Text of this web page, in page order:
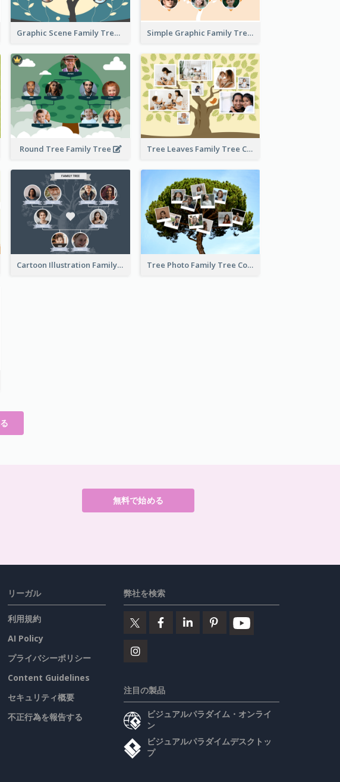
Graphic Scene Family Tree Simple Graphic Family Tree
Round Tree Family Tree Tree Leaves Family Tree Collage
Cartoon Illustration Family Tree Collage Tree Photo Family Tree Collage
無料で始める
リーガル
利用規約
AI Policy
プライバシーポリシー
Content Guidelines
セキュリティ概要
不正行為を報告する
弊社を検索
注目の製品
ビジュアルパラダイム・オンライ
ン
ビジュアルパラダイムデスクトッ
プ